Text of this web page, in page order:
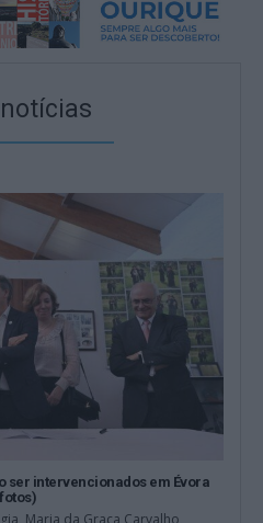
ser intervencionados em Évora
Maria da Graça Carvalho,